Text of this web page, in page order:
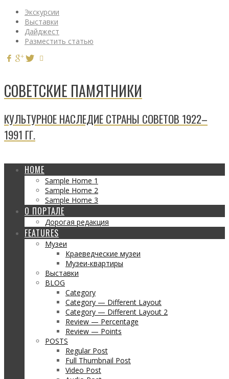
Экскурсии
Выставки
Дайджест
Разместить статью
СОВЕТСКИЕ ПАМЯТНИКИ
КУЛЬТУРНОЕ НАСЛЕДИЕ СТРАНЫ СОВЕТОВ 1922–
1991 ГГ.
HOME
Sample Home 1
Sample Home 2
Sample Home 3
О ПОРТАЛЕ
Дорогая редакция
FEATURES
Музеи
Краеведческие музеи
Музеи-квартиры
Выставки
BLOG
Category
Category — Different Layout
Category — Different Layout 2
Review — Percentage
Review — Points
POSTS
Regular Post
Full Thumbnail Post
Video Post